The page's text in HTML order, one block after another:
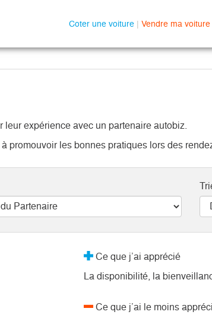
Coter une voiture | Vendre ma voiture
expérience avec un partenaire autobiz.
promouvoir les bonnes pratiques lors des
Ce que j’ai apprécié
La disponibilité, la
Ce que j’ai le moins